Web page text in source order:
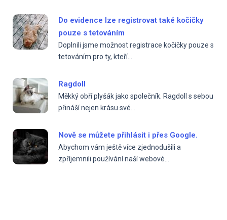
Do evidence lze registrovat také kočičky
pouze s tetováním
Doplnili jsme možnost registrace kočičky pouze s
tetováním pro ty, kteří...
Ragdoll
Měkký obří plyšák jako společník. Ragdoll s sebou
přináší nejen krásu své...
Nově se můžete přihlásit i přes Google.
Abychom vám ještě více zjednodušili a
zpříjemnili používání naší webové...